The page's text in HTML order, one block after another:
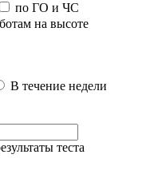
по ГО и ЧС
на высоте
В течение недели
теста